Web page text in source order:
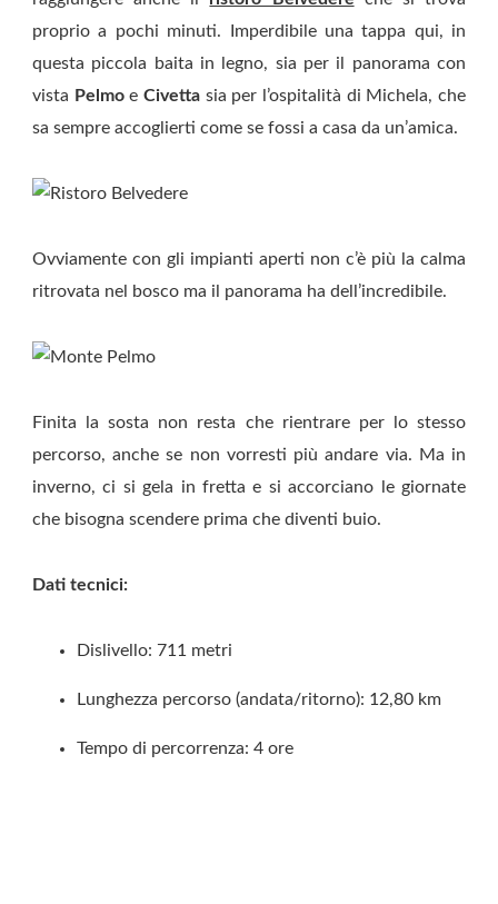
proprio a pochi minuti. Imperdibile una tappa qui, in
questa piccola baita in legno, sia per il panorama con
vista PelmoeCivetta sia per l’ospitalità di Michela, che
sa sempre accoglierti come se fossi a casa da un’amica.
Ovviamente con gli impianti aperti non c’è più la calma
ritrovata nel bosco ma il panorama ha dell’incredibile.
Finita la sosta non resta che rientrare per lo stesso
percorso, anche se non vorresti più andare via. Ma in
inverno, ci si gela in fretta e si accorciano le giornate
che bisogna scendere prima che diventi buio.
Dati tecnici:
Dislivello: 711 metri
Lunghezza percorso (andata/ritorno): 12,80 km
Tempo di percorrenza: 4 ore